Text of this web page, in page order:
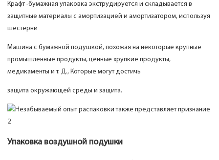
Крафт -бумажная упаковка экструдируется и складывается в
защитные материалы с амортизацией и амортизатором, используя
шестерни
Машина с бумажной подушкой, похожая на некоторые крупные
промышленные продукты, ценные хрупкие продукты,
медикаменты и т. Д., Которые могут достичь
защита окружающей среды и защита.
Упаковка воздушной подушки